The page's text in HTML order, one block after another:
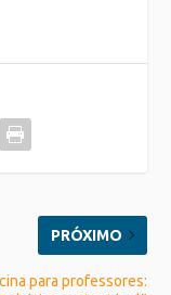
PRÓXIMO
para professores: